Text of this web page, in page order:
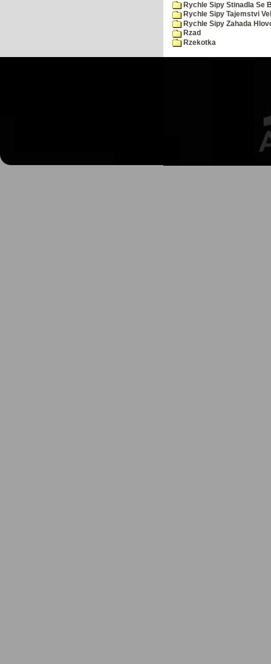
Rychle Sipy Stinadla Se
Rychle Sipy Tajemstvi
Rychle Sipy Zahada
Rzad
Rzekotka